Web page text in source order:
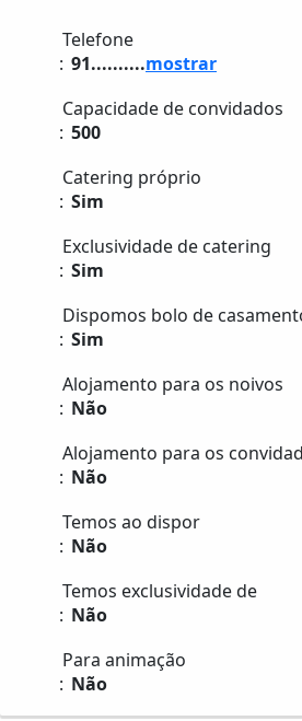
Telefone
91..........mostrar
Capacidade de convidados
500
Catering próprio
Sim
Exclusividade de catering
Sim
Dispomos bolo de
Sim
Alojamento para os noivos
Não
Alojamento para os
Não
Temos ao dispor
Não
Temos exclusividade de
Não
Para animação
Não